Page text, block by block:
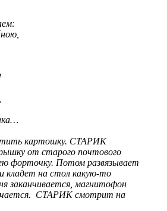
картошку. СТАРИК
от старого почтового
форточку. Потом развязывает
кладет на стол какую-то
заканчивается, магнитофон
СТАРИК смотрит на